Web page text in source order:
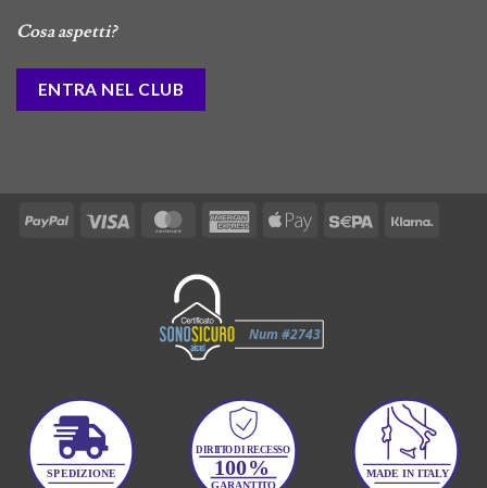
Cosa aspetti?
ENTRA NEL CLUB
PayPal Visa MasterCardAmericanApple
Sepa